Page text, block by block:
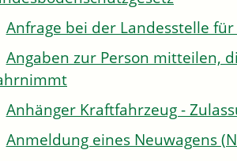
Anfrage bei der Landesstelle
Angaben zur Person mitteilen,
Anhänger Kraftfahrzeug -
Anmeldung eines Neuwagens